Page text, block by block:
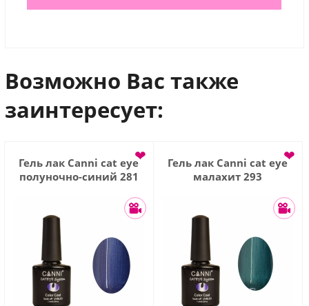
Возможно Вас также
заинтересует:
Гель лак Сanni cat eye
полуночно-синий 281
❤
Гель лак Сanni cat eye
малахит 293
❤